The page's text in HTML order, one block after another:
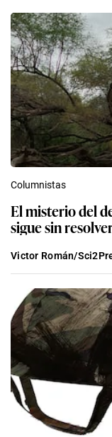
Columnistas
El misterio del
sigue sin
Victor Román/